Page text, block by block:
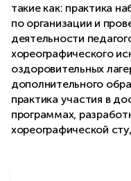
такие как: практика
по организации и
деятельности
хореографического
оздоровительных
дополнительного
практика участия в
программах,
хореографической